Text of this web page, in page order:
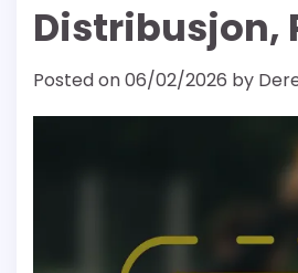
Distribusjon,
Posted on06/02/2026 by